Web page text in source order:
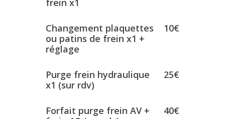
frein x1
Changement plaquettes
ou patins de frein x1 +
réglage
10€
Purge frein hydraulique
x1 (sur rdv)
25€
Forfait purge frein AV +
40€